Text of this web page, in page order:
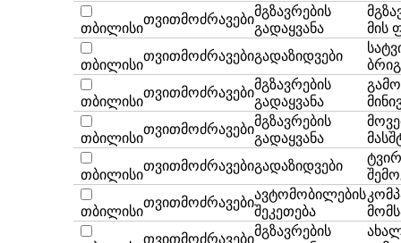
თბილისი
თვითმოძრავები
მგზავრების
გადაყვანა
მის
თბილისი
თვითმოძრავებიგადაზიდვები
თბილისი
თვითმოძრავები
მგზავრების
გადაყვანა
თბილისი
თვითმოძრავები
მგზავრების
გადაყვანა
თბილისი
თვითმოძრავებიგადაზიდვები
თბილისი
თვითმოძრავები
ავტომობილების
შეკეთება
თვითმოძრავები
მგზავრების